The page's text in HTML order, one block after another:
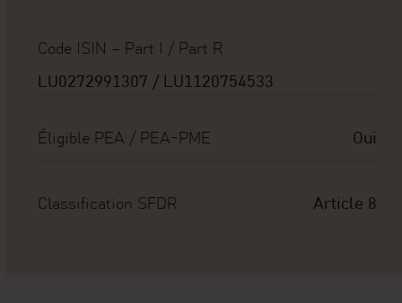
Code ISIN – Part I / Part R
LU0272991307 / LU1120754533
Éligible PEA / PEA-PME Oui
Classification SFDR Article 8